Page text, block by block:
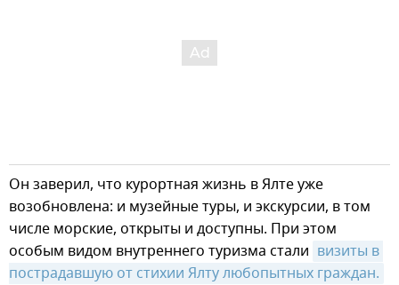
Он заверил, что курортная жизнь в Ялте уже
возобновлена: и музейные туры, и экскурсии, в том
числе морские, открыты и доступны. При этом
особым видом внутреннего туризма стали визиты в
пострадавшую от стихии Ялту любопытных граждан.